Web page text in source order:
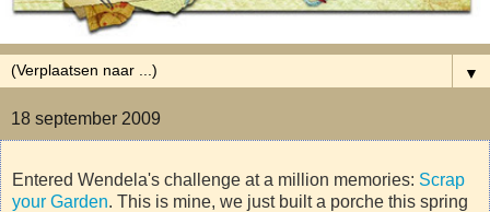
▼
18 september 2009
Entered Wendela's challenge at a million memories: Scrap
your Garden. This is mine, we just built a porche this spring